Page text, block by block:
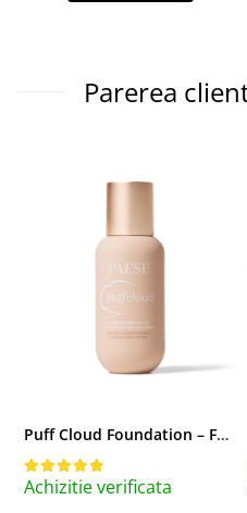
Parerea
Puff Cloud Foundation – Fond de ten cu efect natural
Achizitie verificata